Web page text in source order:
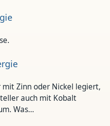
Zinn oder Nickel legiert,
auch mit Kobalt
Was…